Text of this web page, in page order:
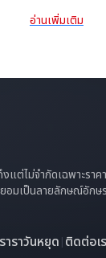
อ่านเพิ่มเติม
แต่ไม่จำกัดเฉพาะราคา
ยอมเป็นลายลักษณ์อักษร
าราวันหยุด | ติดต่อเ